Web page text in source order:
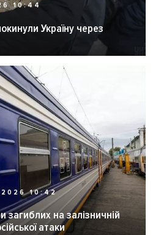
10:44
Україну через
10:42
загиблих на залізничній
атаки